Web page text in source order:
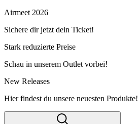
Airmeet 2026
Sichere dir jetzt dein Ticket!
Stark reduzierte Preise
Schau in unserem Outlet vorbei!
New Releases
Hier findest du unsere neuesten Produkte!